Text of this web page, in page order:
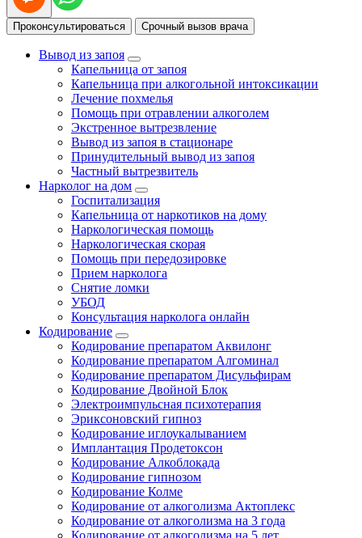
Проконсультироваться Срочный вызов врача
Вывод из запоя
Капельница от запоя
Капельница при алкогольной интоксикации
Лечение похмелья
Помощь при отравлении алкоголем
Экстренное вытрезвление
Вывод из запоя в стационаре
Принудительный вывод из запоя
Частный вытрезвитель
Нарколог на дом
Госпитализация
Капельница от наркотиков на дому
Наркологическая помощь
Наркологическая скорая
Помощь при передозировке
Прием нарколога
Снятие ломки
УБОД
Консультация нарколога онлайн
Кодирование
Кодирование препаратом Аквилонг
Кодирование препаратом Алгоминал
Кодирование препаратом Дисульфирам
Кодирование Двойной Блок
Электроимпульсная психотерапия
Эриксоновский гипноз
Кодирование иглоукалыванием
Имплантация Продетоксон
Кодирование Алкоблокада
Кодирование гипнозом
Кодирование Колме
Кодирование от алкоголизма Актоплекс
Кодирование от алкоголизма на 3 года
Кодирование от алкоголизма на 5 лет